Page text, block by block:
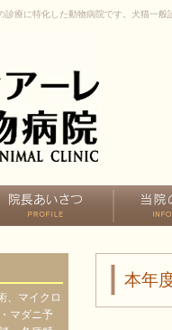
療に特化した動物病院です。犬猫一般
本年
、マイクロ
マダニ予